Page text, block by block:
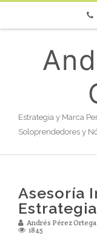
Estrategia y Marca
Soloprendedores y
Asesoría
Andrés Pérez Ortega
1845